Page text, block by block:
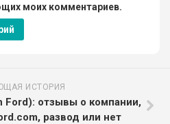
моих комментариев.
ИСТОРИЯ
отзывы о компании,
развод или нет